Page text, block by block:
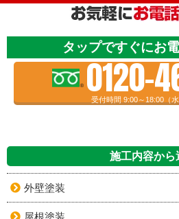
タップですぐにお
0120-
受付時間 9:00～18:00（水
施工内容から
外壁塗装
屋根塗装